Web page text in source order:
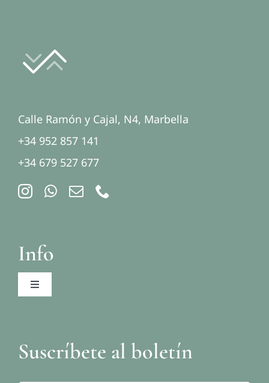
Calle Ramón y Cajal, N4, Marbella
+34 952 857 141
+34 679 527 677
Info
Toggle
Política de privacidad
Suscríbete al boletín